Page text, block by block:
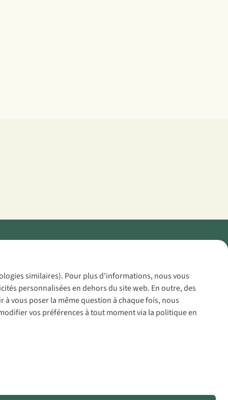
similaires). Pour plus d'informations, nous vous
personnalisées en dehors du site web. En outre, des
à vous poser la même question à chaque fois, nous
vos préférences à tout moment via la politique en